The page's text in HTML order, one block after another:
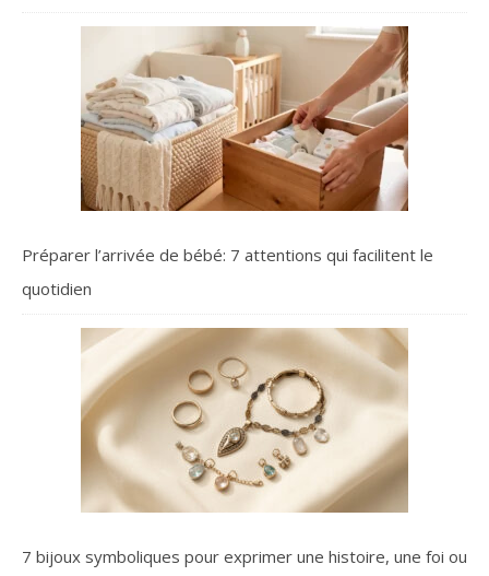
Préparer l’arrivée de bébé: 7 attentions qui facilitent le
quotidien
7 bijoux symboliques pour exprimer une histoire, une foi ou